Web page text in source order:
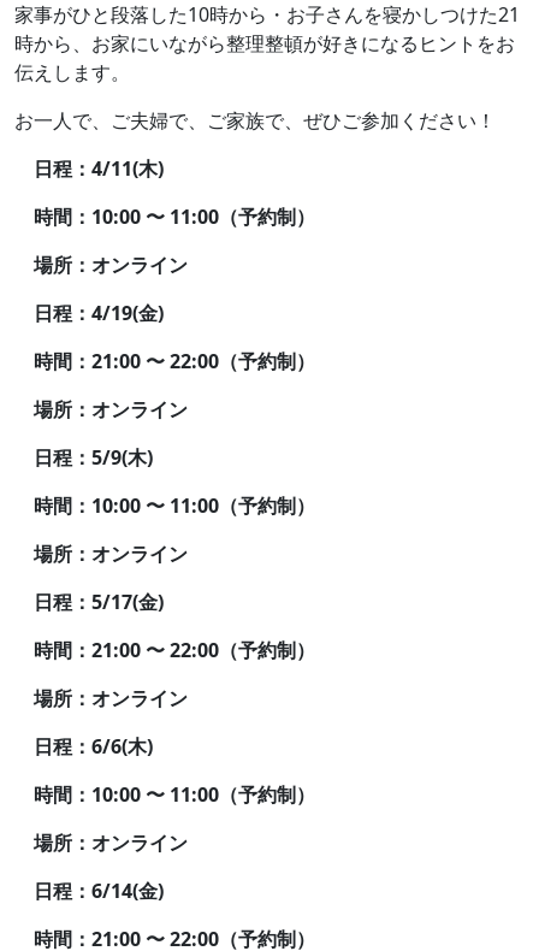
家事がひと段落した10時から・お子さんを寝かしつけた21
時から、お家にいながら整理整頓が好きになるヒントをお
伝えします。
お一人で、ご夫婦で、ご家族で、ぜひご参加ください！
日程：4/11(木)
時間：10:00 〜 11:00（予約制）
場所：オンライン
日程：4/19(金)
時間：21:00 〜 22:00（予約制）
場所：オンライン
日程：5/9(木)
時間：10:00 〜 11:00（予約制）
場所：オンライン
日程：5/17(金)
時間：21:00 〜 22:00（予約制）
場所：オンライン
日程：6/6(木)
時間：10:00 〜 11:00（予約制）
場所：オンライン
日程：6/14(金)
時間：21:00 〜 22:00（予約制）